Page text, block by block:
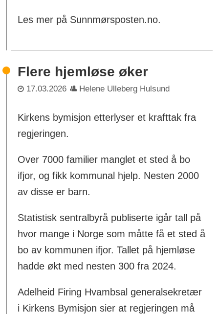
Les mer på Sunnmørsposten.no.
Flere hjemløse øker
17.03.2026 Helene Ulleberg Hulsund
Kirkens bymisjon etterlyser et krafttak fra
regjeringen.
Over 7000 familier manglet et sted å bo
ifjor, og fikk kommunal hjelp. Nesten 2000
av disse er barn.
Statistisk sentralbyrå publiserte igår tall på
hvor mange i Norge som måtte få et sted å
bo av kommunen ifjor. Tallet på hjemløse
hadde økt med nesten 300 fra 2024.
Adelheid Firing Hvambsal generalsekretær
i Kirkens Bymisjon sier at regjeringen må